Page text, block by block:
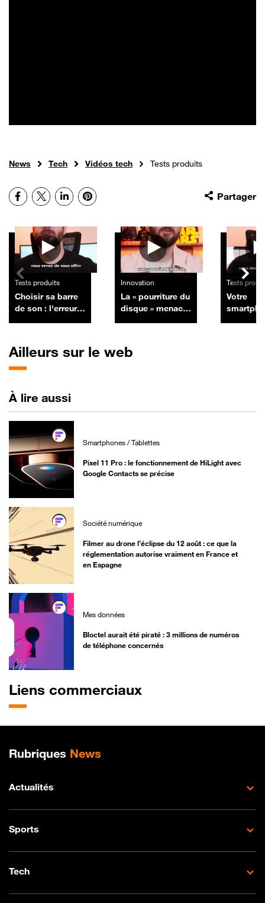
News Tech Vidéos tech Tests produits
Partager
Facebook
X LinkedInPinterest
Autres vidéos
Tests produits
Choisir sa barre
de son : l'erreur à
Innovation
La « pourriture du
disque » menace
de CD et DVD
Tests
Votre
Ailleurs sur le web
À lire aussi
Smartphones / Tablettes
Pixel 11 Pro : le fonctionnement de HiLight avec
Google Contacts se précise
Société numérique
Filmer au drone l’éclipse du 12 août : ce que la
réglementation autorise vraiment en France et
en Espagne
Mes données
Bloctel aurait été piraté : 3 millions de numéros
de téléphone concernés
Liens commerciaux
Plan de site
Rubriques News
Actualités
Sports
Tech